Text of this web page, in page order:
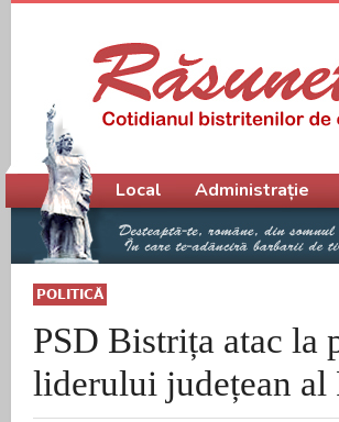
POLITICĂ
PSD Bistrița atac
liderului județean al
Meniu principal
Local Administrație